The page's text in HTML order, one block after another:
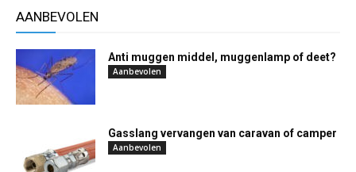
AANBEVOLEN
Anti muggen middel, muggenlamp of deet?
Aanbevolen
Gasslang vervangen van caravan of camper
Aanbevolen